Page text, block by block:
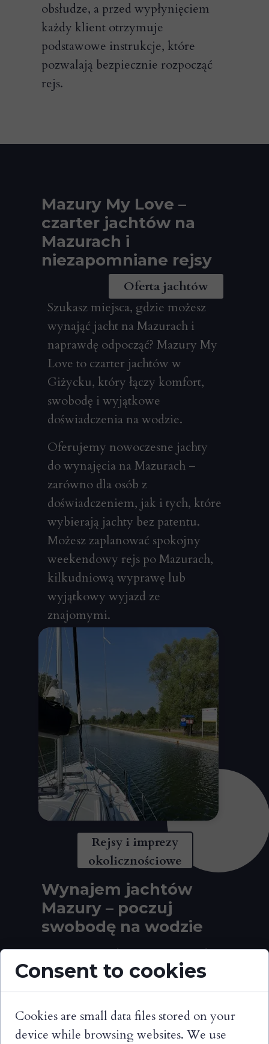
obsłudze, a przed wypłynięciem
każdy klient otrzymuje
podstawowe instrukcje, które
pozwalają bezpiecznie rozpocząć
rejs.
Rejsy i imprezy
okolicznościowe
Oferta jachtów
Mazury My Love –
czarter jachtów na
Mazurach i
niezapomniane rejsy
Szukasz miejsca, gdzie możesz
wynająć jacht na Mazurach i
naprawdę odpocząć? Mazury My
Love to czarter jachtów w
Giżycku, który łączy komfort,
swobodę i wyjątkowe
doświadczenia na wodzie.
Oferujemy nowoczesne jachty
do wynajęcia na Mazurach –
zarówno dla osób z
doświadczeniem, jak i tych, które
wybierają jachty bez patentu.
Możesz zaplanować spokojny
weekendowy rejs po Mazurach,
kilkudniową wyprawę lub
wyjątkowy wyjazd ze
znajomymi.
Wynajem jachtów
Mazury – poczuj
swobodę na wodzie
Wynajem jachtu na Mazurach to
coś więcej niż wakacje. To
niezależności. Płyń między
jeziorami, cumuj w
Consent to cookies
Cookies are small data files stored on your
device while browsing websites. We use